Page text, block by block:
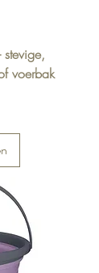
voerbak